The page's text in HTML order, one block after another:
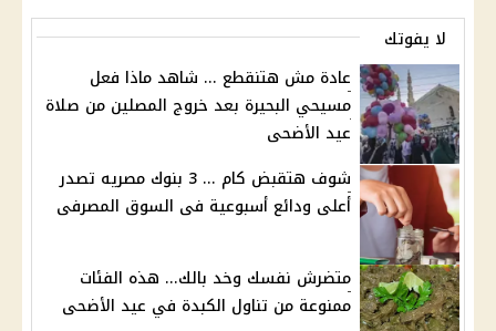
لا يفوتك
عادة مش هتنقطع ... شاهد ماذا فعل
مسيحي البحيرة بعد خروج المصلين من صلاة
عيد الأضحى
شوف هتقبض كام ... 3 بنوك مصريه تصدر
أعلى ودائع أسبوعية فى السوق المصرفى
متضرش نفسك وخد بالك... هذه الفئات
ممنوعة من تناول الكبدة في عيد الأضحى